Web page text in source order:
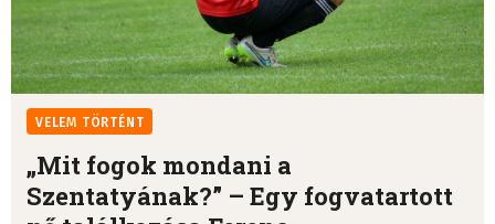
VELEM TÖRTÉNT
„Mit fogok mondani a
Szentatyának?” – Egy fogvatartott